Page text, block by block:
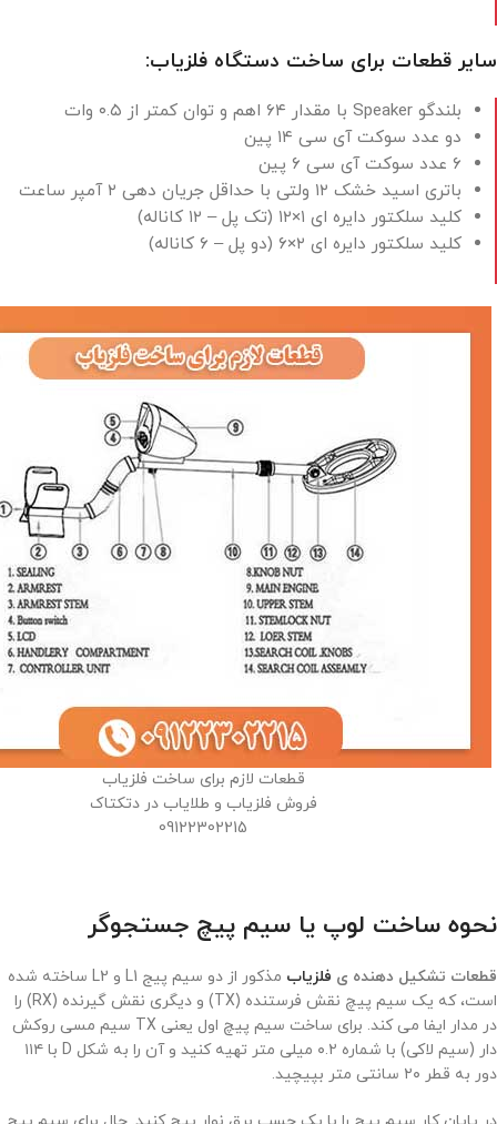
سایر قطعات برای ساخت دستگاه فلزیاب:
بلندگو Speaker با مقدار ۶۴ اهم و توان کمتر از ۰.۵ وات
دو عدد سوکت آی سی ۱۴ پین
۶ عدد سوکت آی سی ۶ پین
باتری اسید خشک ۱۲ ولتی با حداقل جریان دهی ۲ آمپر ساعت
کلید سلکتور دایره ای ۱×۱۲ (تک پل – ۱۲ کاناله)
کلید سلکتور دایره ای ۲×۶ (دو پل – ۶ کاناله)
قطعات لازم برای ساخت فلزیاب
فروش فلزیاب و طلایاب در دتکتاک
09122302215
نحوه ساخت لوپ یا سیم پیچ جستجوگر
قطعات تشکیل دهنده ی فلزیاب
مذکور از دو سیم پیج L1 و L2 ساخته شده
است، که یک سیم پیچ نقش فرستنده (TX) و دیگری نقش گیرنده (RX) را
در مدار ایفا می کند. برای ساخت سیم پیچ اول یعنی TX سیم مسی روکش
دار (سیم لاکی) با شماره ۰.۲ میلی متر تهیه کنید و آن را به شکل D با ۱۱۴
دور به قطر ۲۰ سانتی متر بپیچید.